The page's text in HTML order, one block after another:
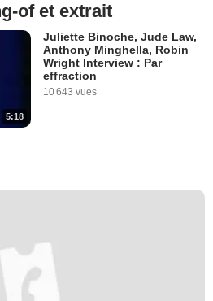
of et extrait
5:18
Juliette Binoche, Jude Law,
Anthony Minghella, Robin
Wright Interview : Par
effraction
10 643 vues